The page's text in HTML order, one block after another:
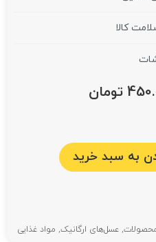
کالا
تومان
به سبد خرید
,عسل‌های ارگانیک, مواد غذایی